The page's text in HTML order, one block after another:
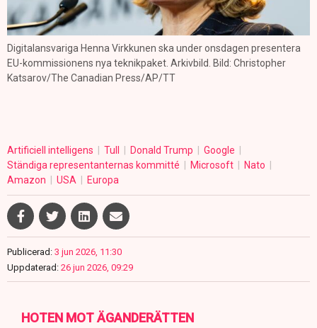
Digitalansvariga Henna Virkkunen ska under onsdagen presentera
EU-kommissionens nya teknikpaket. Arkivbild. Bild: Christopher
Katsarov/The Canadian Press/AP/TT
Artificiell intelligens Tull Donald Trump
Google
Ständiga representanternas kommitté
Microsoft
Nato
Amazon
USA Europa
Publicerad: 3 jun 2026, 11:30
Uppdaterad: 26 jun 2026, 09:29
HOTEN MOT ÄGANDERÄTTEN